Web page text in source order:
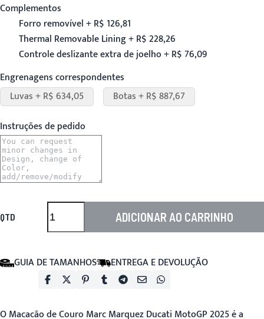
Complementos
Forro removível + R$ 126,81
Thermal Removable Lining + R$ 228,26
Controle deslizante extra de joelho + R$ 76,09
Engrenagens correspondentes
Luvas + R$ 634,05
Botas + R$ 887,67
Instruções de pedido
QTD ADICIONAR AO CARRINHO
GUIA DE TAMANHOS ENTREGA E DEVOLUÇÃO
OMacacão de Couro Marc MarquezDucati MotoGP 2025 é a